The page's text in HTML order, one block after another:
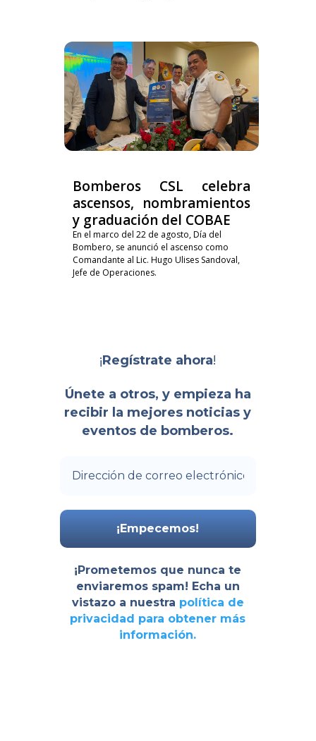
Bomberos CSL celebra
ascensos, nombramientos
y graduación del COBAE
En el marco del 22 de agosto, Día del
Bombero, se anunció el ascenso como
Comandante al Lic. Hugo Ulises Sandoval,
Jefe de Operaciones.
¡Regístrate ahora!
Únete a otros, y empieza ha
recibir la mejores noticias y
eventos de bomberos.
¡Prometemos que nunca te
enviaremos spam! Echa un
vistazo a nuestra política de
privacidad para obtener más
información.